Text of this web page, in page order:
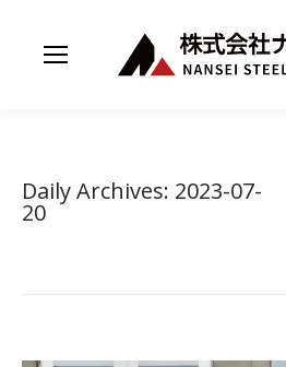
Daily Archives: 2023-07-
20